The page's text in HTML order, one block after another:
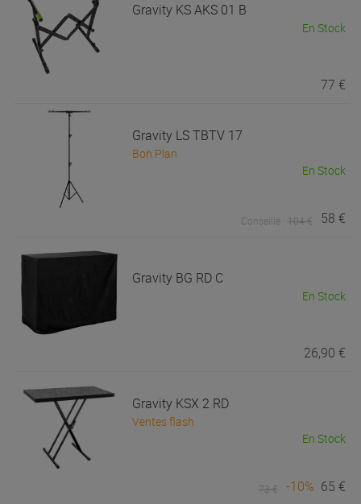
Gravity KS AKS 01 B
En Stock
77 €
Gravity LS TBTV 17
Bon Plan
En Stock
Conseillé : 104 € 58 €
Gravity BG RD C
En Stock
26,90 €
Gravity KSX 2 RD
Ventes flash
En Stock
73 € -10% 65 €